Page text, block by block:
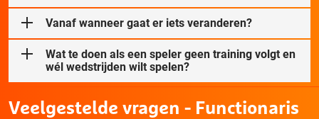
Vanaf wanneer gaat er iets veranderen?
Wat te doen als een speler geen training volgt en
wél wedstrijden wilt spelen?
Veelgestelde vragen - Functionaris